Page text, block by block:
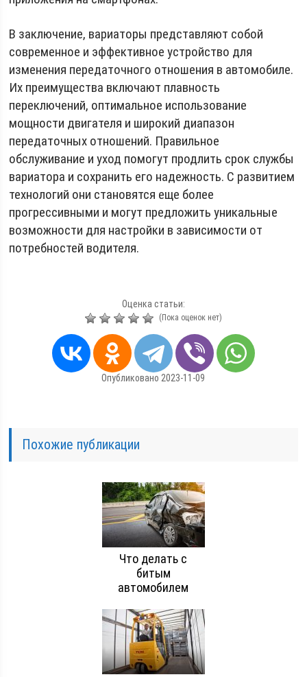
В заключение, вариаторы представляют собой
современное и эффективное устройство для
изменения передаточного отношения в автомобиле.
Их преимущества включают плавность
переключений, оптимальное использование
мощности двигателя и широкий диапазон
передаточных отношений. Правильное
обслуживание и уход помогут продлить срок службы
вариатора и сохранить его надежность. С развитием
технологий они становятся еще более
прогрессивными и могут предложить уникальные
возможности для настройки в зависимости от
потребностей водителя.
Оценка статьи:
(Пока оценок нет)
Опубликовано 2023-11-09
Похожие публикации
Что делать с
битым
автомобилем